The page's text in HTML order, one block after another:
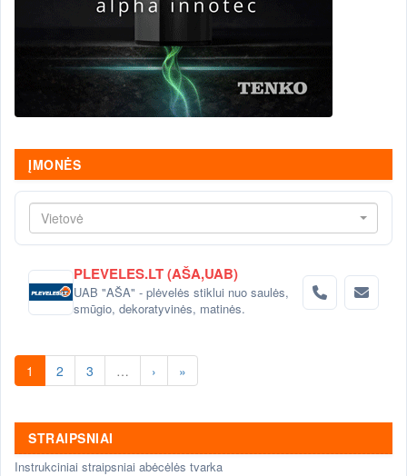
ĮMONĖS
Vietovė
PLEVELES.LT (AŠA,UAB)
UAB "AŠA" - plėvelės stiklui nuo saulės,
smūgio, dekoratyvinės, matinės.
1 2 3 … › »
STRAIPSNIAI
Instrukciniai straipsniai abėcėlės tvarka